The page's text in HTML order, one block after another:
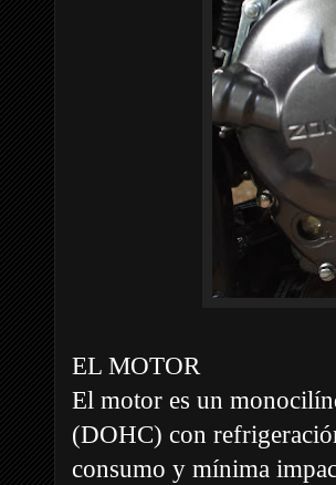
EL MOTOR
El motor es un
(DOHC) con
consumo y mínima